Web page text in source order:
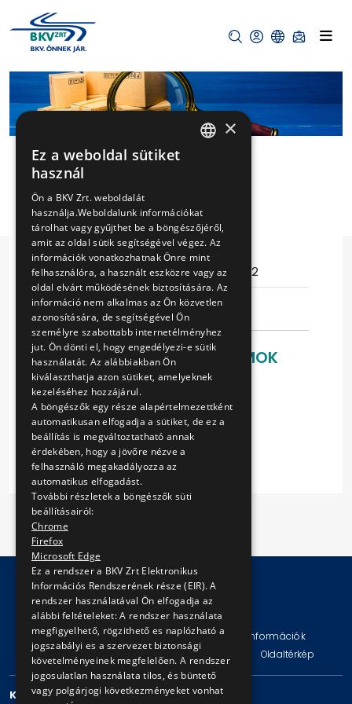
FÁJLFELTÖLTÉS
TESZT
Eljárás száma 12/ab/2
teszt
LETÖLTHETŐ DOKUMENTUMOK
a2
b2
c2
d2
© Copyright 2026 BKV Zrt.
Impresszum Jogi nyilatkozat
Technikai információk
Adatvédelmi politika és tájékoztatások
Oldaltérkép
KAPCSOLAT
×
Ez a weboldal sütiket
használ
Ön a BKV Zrt. weboldalát
használja.Weboldalunk információkat
tárolhat vagy gyűjthet be a böngészőjéről,
amit az oldal sütik segítségével végez. Az
információk vonatkozhatnak Önre mint
felhasználóra, a használt eszközre vagy az
oldal elvárt működésének biztosítására. Az
információ nem alkalmas az Ön közvetlen
azonosítására, de segítségével Ön
személyre szabottabb internetélményhez
jut. Ön dönti el, hogy engedélyezi-e sütik
használatát. Az alábbiakban Ön
kiválaszthatja azon sütiket, amelyeknek
kezeléséhez hozzájárul.
A böngészők egy része alapértelmezettként
automatikusan elfogadja a sütiket, de ez a
beállítás is megváltoztatható annak
érdekében, hogy a jövőre nézve a
felhasználó megakadályozza az
automatikus elfogadást.
További részletek a böngészők süti
beállításairól:
Chrome
Firefox
Microsoft Edge
Ez a rendszer a BKV Zrt Elektronikus
Információs Rendszerének része (EIR). A
rendszer használatával Ön elfogadja az
alábbi feltételeket: A rendszer használata
megfigyelhető, rögzithető es naplózható a
jogszabályi es a szervezet biztonsági
követelményeinek megfelelően. A rendszer
jogosulatlan használata tilos, és büntető
vagy polgárjogi következményeket vonhat